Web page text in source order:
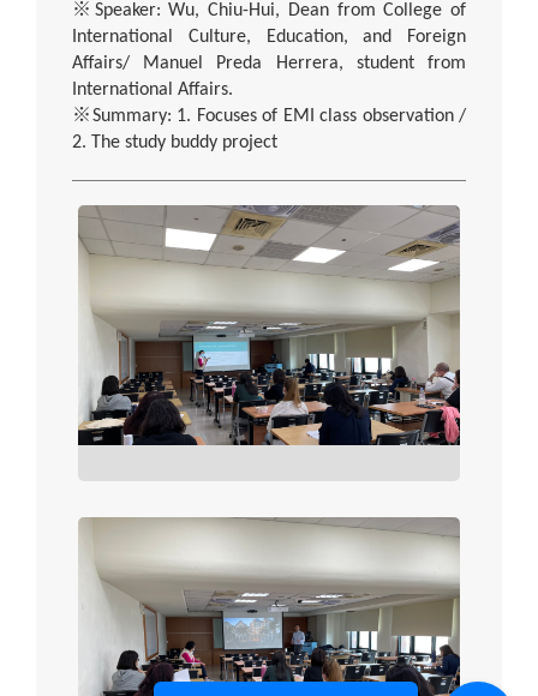
※ Speaker: Wu, Chiu-Hui, Dean from College of
International Culture, Education, and Foreign
Affairs/ Manuel Preda Herrera, student from
International Affairs.
※Summary: 1. Focuses of EMI class observation /
2. The study buddy project